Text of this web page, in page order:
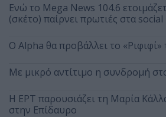
Ενώ το Mega News 104.6
(σκέτο) παίρνει πρωτιές στα
Ο Alpha θα προβάλλει το
Με μικρό αντίτιμο η συνδρομή
Η ΕΡΤ παρουσιάζει τη Μαρία
στην Επίδαυρο